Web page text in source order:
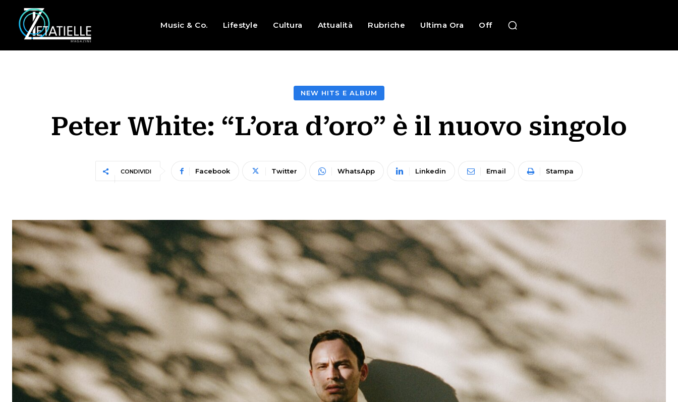
Music & Co. Lifestyle Cultura Attualità Rubriche Ultima Ora Off
NEW HITS E ALBUM
Peter White: “L’ora d’oro” è il nuovo singolo
CONDIVIDI Facebook Twitter WhatsApp Linkedin Email Stampa